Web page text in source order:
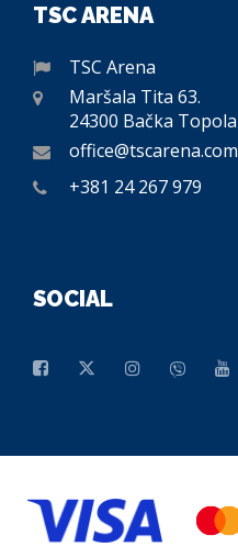
TSC ARENA
TSC Arena
Maršala Tita 63.
24300 Bačka Topola
office@tscarena.com
+381 24 267 979
SOCIAL